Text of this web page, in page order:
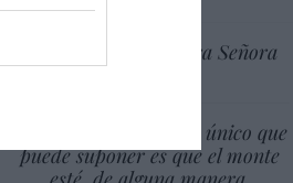
Ceuta celebra Nuestra Señora
El cambio climático lo único que
puede suponer es que el monte